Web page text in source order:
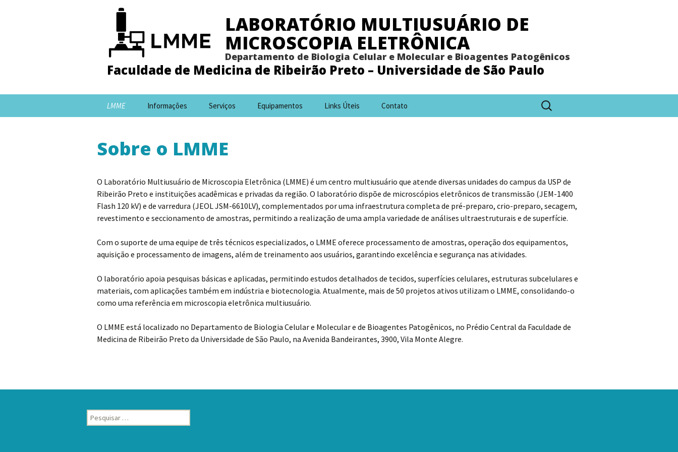
LABORATÓRIO MULTIUSUÁRIO DE
MICROSCOPIA ELETRÔNICA
Departamento de Biologia Celular e Molecular e Bioagentes Patogênicos
Faculdade de Medicina de Ribeirão Preto – Universidade de São Paulo
LMME Informações Serviços Equipamentos Links Úteis Contato
Pesquisar
por:
Sobre o LMME
O Laboratório Multiusuário de Microscopia Eletrônica (LMME) é um centro multiusuário que atende diversas unidades do campus da USP de
Ribeirão Preto e instituições acadêmicas e privadas da região. O laboratório dispõe de microscópios eletrônicos de transmissão (JEM-1400
Flash 120 kV) e de varredura (JEOL JSM-6610LV), complementados por uma infraestrutura completa de pré-preparo, crio-preparo, secagem,
revestimento e seccionamento de amostras, permitindo a realização de uma ampla variedade de análises ultraestruturais e de superfície.
Com o suporte de uma equipe de três técnicos especializados, o LMME oferece processamento de amostras, operação dos equipamentos,
aquisição e processamento de imagens, além de treinamento aos usuários, garantindo excelência e segurança nas atividades.
O laboratório apoia pesquisas básicas e aplicadas, permitindo estudos detalhados de tecidos, superfícies celulares, estruturas subcelulares e
materiais, com aplicações também em indústria e biotecnologia. Atualmente, mais de 50 projetos ativos utilizam o LMME, consolidando-o
como uma referência em microscopia eletrônica multiusuário.
O LMME está localizado no Departamento de Biologia Celular e Molecular e de Bioagentes Patogênicos, no Prédio Central da Faculdade de
Medicina de Ribeirão Preto da Universidade de São Paulo, na Avenida Bandeirantes, 3900, Vila Monte Alegre.
Pesquisar
por: